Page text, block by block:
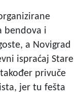
bendova i
a Novigrad
ispraćaj Stare
privuče
jer tu fešta